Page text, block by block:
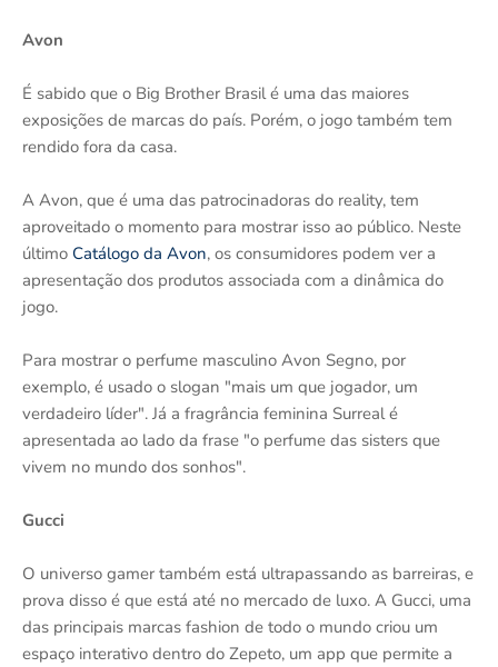
Avon
É sabido que o Big Brother Brasil é uma das maiores
exposições de marcas do país. Porém, o jogo também tem
rendido fora da casa.
A Avon, que é uma das patrocinadoras do reality, tem
aproveitado o momento para mostrar isso ao público. Neste
último Catálogo da Avon, os consumidores podem ver a
apresentação dos produtos associada com a dinâmica do
jogo.
Para mostrar o perfume masculino Avon Segno, por
exemplo, é usado o slogan "mais um que jogador, um
verdadeiro líder". Já a fragrância feminina Surreal é
apresentada ao lado da frase "o perfume das sisters que
vivem no mundo dos sonhos".
Gucci
O universo gamer também está ultrapassando as barreiras, e
prova disso é que está até no mercado de luxo. A Gucci, uma
das principais marcas fashion de todo o mundo criou um
espaço interativo dentro do Zepeto, um app que permite a